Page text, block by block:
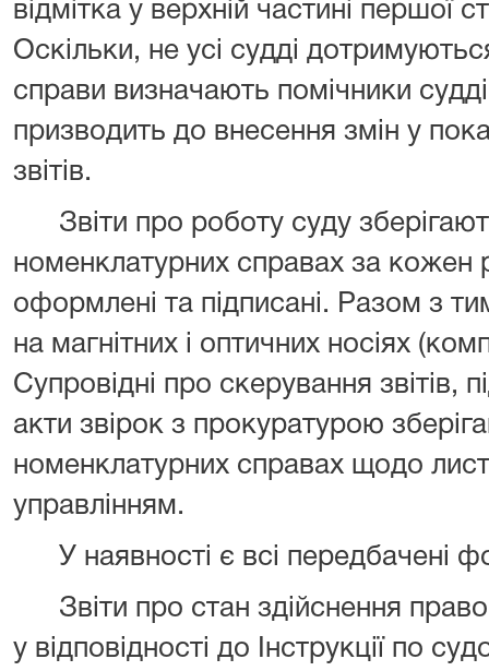
відмітка у верхній частині першої
Оскільки, не усі судді
справи визначають помічники
призводить до внесення змін у
звітів.
Звіти про роботу суду
номенклатурних справах за кожен
оформлені та підписані. Разом з тим
на магнітних і оптичних носіях
Супровідні про скерування звітів,
акти звірок з прокуратурою
номенклатурних справах щодо
управлінням.
У наявності є всі передбачені
Звіти про стан здійснення
у відповідності до Інструкції по